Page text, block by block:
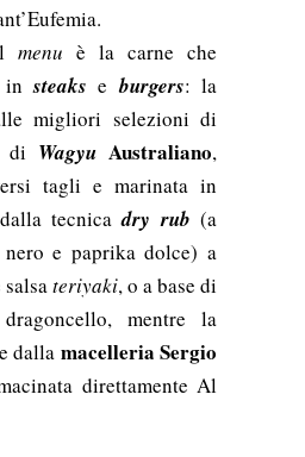
menu è la carne che
insteaks eburgers: la
migliori selezioni di
di WagyuAustraliano,
tagli e marinata in
tecnicadry rub (a
neroe paprika dolce) a
teriyaki, o a base di
mentre la
dalla macelleria Sergio
direttamente Al